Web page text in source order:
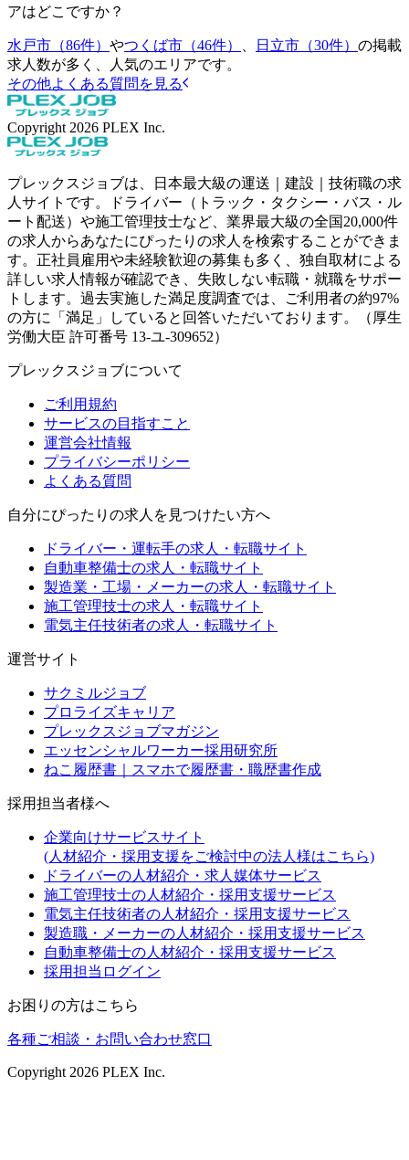
アはどこですか？
水戸市（86件） やつくば市（46件） 日立市（30件） の掲載
求人数が多く、人気のエリアです。
その他よくある質問を見る
Copyright 2026 PLEX Inc.
プレックスジョブは、日本最大級の運送｜建設｜技術職の求
人サイトです。ドライバー（トラック・タクシー・バス・ル
ート配送）や施工管理技士など、業界最大級の全国20,000件
の求人からあなたにぴったりの求人を検索することができま
す。正社員雇用や未経験歓迎の募集も多く、独自取材による
詳しい求人情報が確認でき、失敗しない転職・就職をサポー
トします。過去実施した満足度調査では、ご利用者の約97%
の方に「満足」していると回答いただいております。（厚生
労働大臣 許可番号 13-ユ-309652）
プレックスジョブについて
ご利用規約
サービスの目指すこと
運営会社情報
プライバシーポリシー
よくある質問
自分にぴったりの求人を見つけたい方へ
ドライバー・運転手の求人・転職サイト
自動車整備士の求人・転職サイト
製造業・工場・メーカーの求人・転職サイト
施工管理技士の求人・転職サイト
電気主任技術者の求人・転職サイト
運営サイト
サクミルジョブ
プロライズキャリア
プレックスジョブマガジン
エッセンシャルワーカー採用研究所
ねこ履歴書｜スマホで履歴書・職歴書作成
採用担当者様へ
企業向けサービスサイト
(人材紹介・採用支援をご検討中の法人様はこちら)
ドライバーの人材紹介・求人媒体サービス
施工管理技士の人材紹介・採用支援サービス
電気主任技術者の人材紹介・採用支援サービス
製造職・メーカーの人材紹介・採用支援サービス
自動車整備士の人材紹介・採用支援サービス
採用担当ログイン
お困りの方はこちら
各種ご相談・お問い合わせ窓口
Copyright 2026 PLEX Inc.